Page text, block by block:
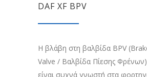
DAF XF BPV
Η βλάβη στη βαλβίδα BPV
Valve / Βαλβίδα Πίεσης
είναι συχνά γνωστή στα